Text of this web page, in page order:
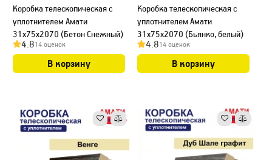
Коробка телескопическая с
уплотнителем Амати
31х75х2070 (Бетон Снежный)
4.814 оценок
В корзину
Коробка телескопическая с
уплотнителем Амати
31х75х2070 (Бьянко, белый)
4.814 оценок
В корзину